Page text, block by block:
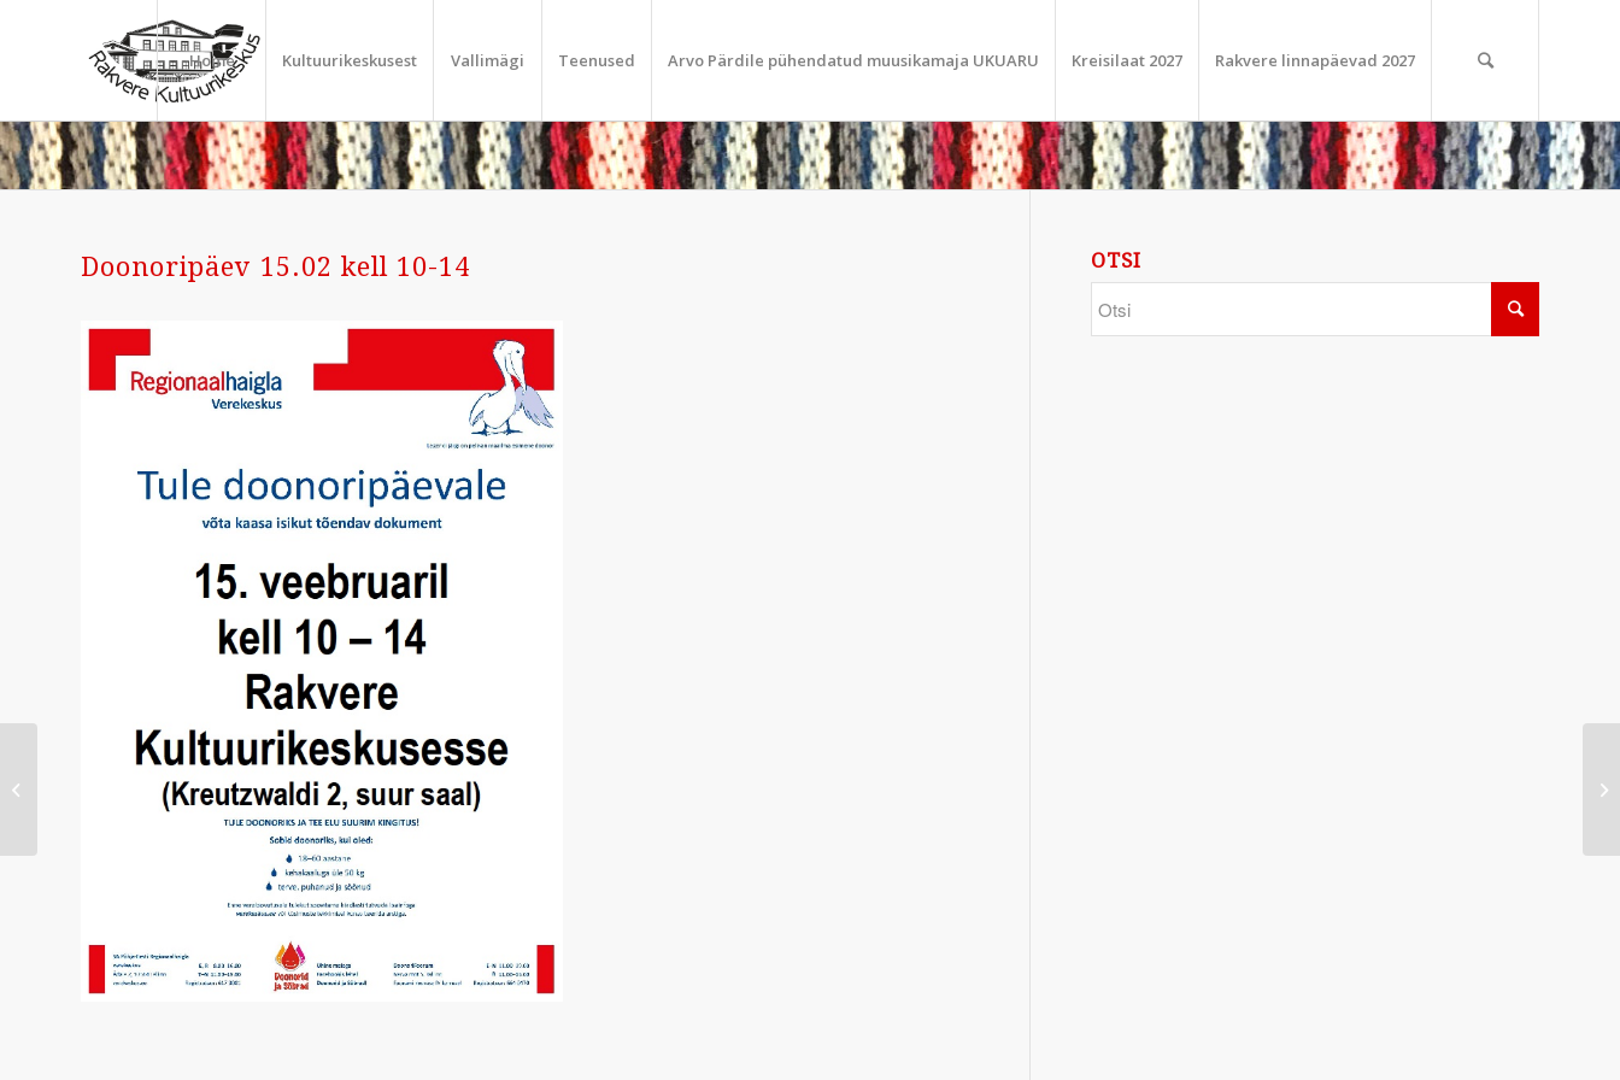
Home Kultuurikeskusest Vallimägi Teenused Arvo Pärdile pühendatud muusikamaja UKUARU Kreisilaat 2027 Rakvere linnapäevad 2027
Doonoripäev 15.02 kell 10-14 OTSI